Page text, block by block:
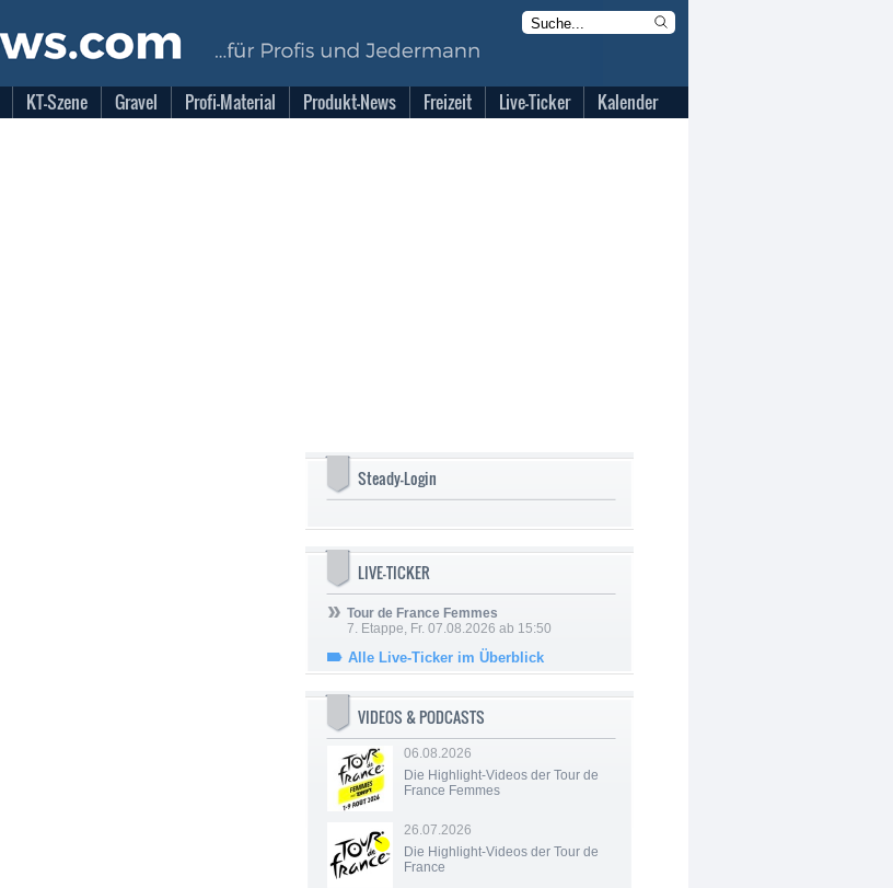
KT-Szene Gravel Profi-Material Produkt-News Freizeit Live-Ticker Kalender
Steady-Login
LIVE-TICKER
Tour de France Femmes
7. Etappe, Fr. 07.08.2026 ab 15:50
Alle Live-Ticker im Überblick
VIDEOS & PODCASTS
06.08.2026
Die Highlight-Videos der Tour de
France Femmes
26.07.2026
Die Highlight-Videos der Tour de
France